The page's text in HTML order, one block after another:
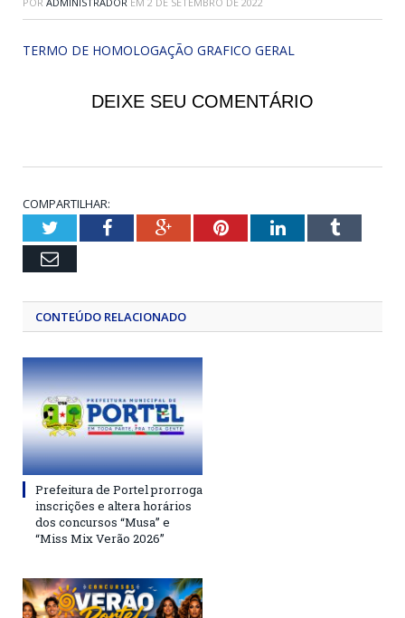
TERMO DE HOMOLOGAÇÃO GRAFICO GERAL
DEIXE SEU COMENTÁRIO
COMPARTILHAR:
TwitterFacebookGoogle+PinterestLinkedInTumblr
Email
CONTEÚDO RELACIONADO
Prefeitura de Portel prorroga
inscrições e altera horários
dos concursos “Musa” e
“Miss Mix Verão 2026”